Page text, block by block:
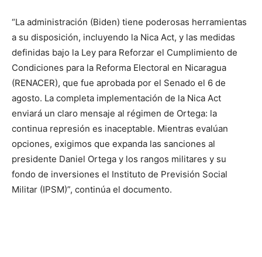
“La administración (Biden) tiene poderosas herramientas
a su disposición, incluyendo la Nica Act, y las medidas
definidas bajo la Ley para Reforzar el Cumplimiento de
Condiciones para la Reforma Electoral en Nicaragua
(RENACER), que fue aprobada por el Senado el 6 de
agosto. La completa implementación de la Nica Act
enviará un claro mensaje al régimen de Ortega: la
continua represión es inaceptable. Mientras evalúan
opciones, exigimos que expanda las sanciones al
presidente Daniel Ortega y los rangos militares y su
fondo de inversiones el Instituto de Previsión Social
Militar (IPSM)”, continúa el documento.